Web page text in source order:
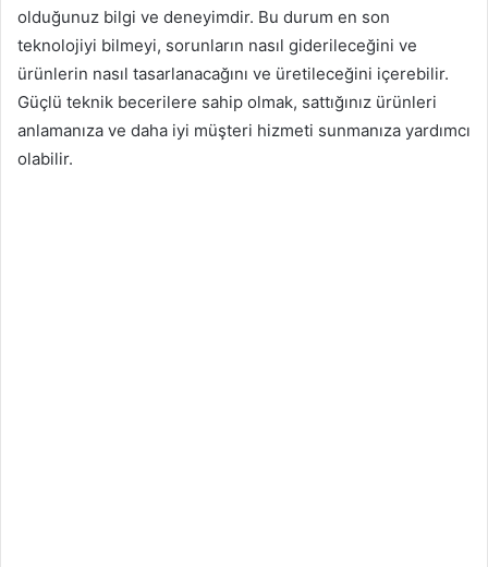
olduğunuz bilgi ve deneyimdir. Bu durum en son
teknolojiyi bilmeyi, sorunların nasıl giderileceğini ve
ürünlerin nasıl tasarlanacağını ve üretileceğini içerebilir.
Güçlü teknik becerilere sahip olmak, sattığınız ürünleri
anlamanıza ve daha iyi müşteri hizmeti sunmanıza yardımcı
olabilir.